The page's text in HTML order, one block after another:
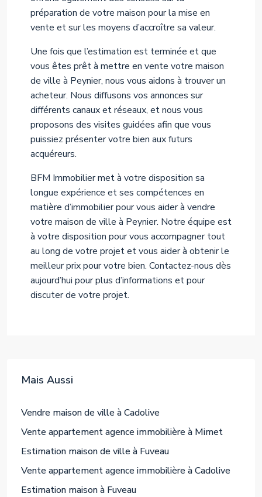
préparation de votre maison pour la mise en
vente et sur les moyens d’accroître sa valeur.
Une fois que l’estimation est terminée et que
vous êtes prêt à mettre en vente votre maison
de ville à Peynier, nous vous aidons à trouver un
acheteur. Nous diffusons vos annonces sur
différents canaux et réseaux, et nous vous
proposons des visites guidées afin que vous
puissiez présenter votre bien aux futurs
acquéreurs.
BFM Immobilier met à votre disposition sa
longue expérience et ses compétences en
matière d’immobilier pour vous aider à vendre
votre maison de ville à Peynier. Notre équipe est
à votre disposition pour vous accompagner tout
au long de votre projet et vous aider à obtenir le
meilleur prix pour votre bien. Contactez-nous dès
aujourd’hui pour plus d’informations et pour
discuter de votre projet.
Mais Aussi
Vendre maison de ville à Cadolive
Vente appartement agence immobilière à Mimet
Estimation maison de ville à Fuveau
Vente appartement agence immobilière à Cadolive
Estimation maison à Fuveau